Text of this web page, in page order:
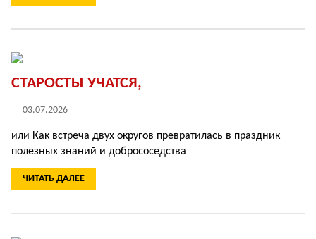
СТАРОСТЫ УЧАТСЯ,
03.07.2026
или Как встреча двух округов превратилась в праздник
полезных знаний и добрососедства
ЧИТАТЬ ДАЛЕЕ